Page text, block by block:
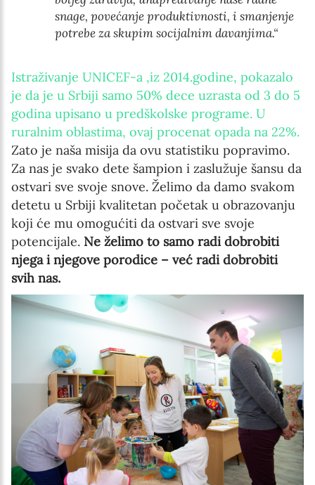
snage, povećanje produktivnosti, i smanjenje
potrebe za skupim socijalnim davanjima.“
Istraživanje UNICEF-a ,iz 2014.godine, pokazalo
je da je u Srbiji samo 50% dece uzrasta od 3 do 5
godina upisano u predškolske programe. U
ruralnim oblastima, ovaj procenat opada na 22%.
Zato je naša misija da ovu statistiku popravimo.
Za nas je svako dete šampion i zaslužuje šansu da
ostvari sve svoje snove. Želimo da damo svakom
detetu u Srbiji kvalitetan početak u obrazovanju
koji će mu omogućiti da ostvari sve svoje
potencijale. Ne želimo to samo radi dobrobiti
njega i njegove porodice – već radi dobrobiti
svih nas.